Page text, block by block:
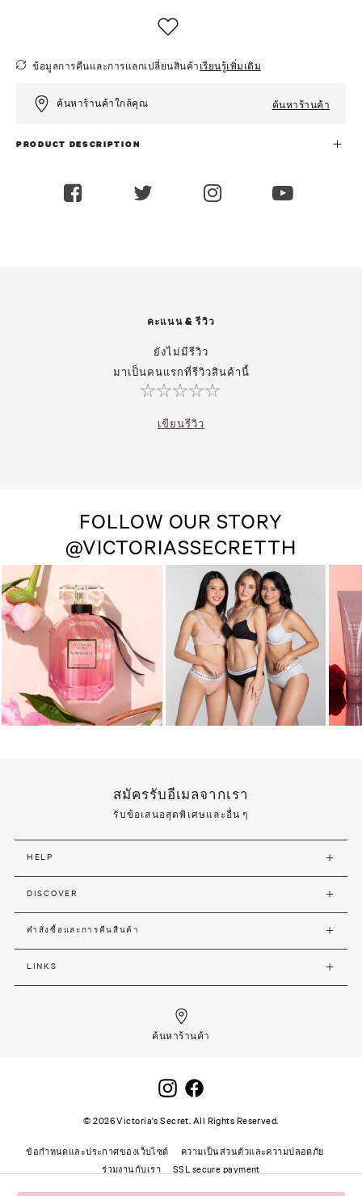
ข้อมูลการคืนและการแลกเปลี่ยนสินค้า เรียนรู้เพิ่มเติม
ค้นหาร้านค้าใกล้คุณ ค้นหาร้านค้า
PRODUCT DESCRIPTION
คะแนน & รีวิว
ยังไม่มีรีวิว
มาเป็นคนแรกที่รีวิวสินค้านี้
เขียนรีวิว
FOLLOW OUR STORY
@VICTORIASSECRETTH
สมัครรับอีเมลจากเรา
รับข้อเสนอสุดพิเศษและอื่น ๆ
HELP
DISCOVER
คำสั่งซื้อและการคืนสืนค้า
LINKS
ค้นหาร้านค้า
©2026Victoria's Secret. All Rights Reserved.
ข้อกำหนดและประกาศของเว็บไซต์
ความเป็นส่วนตัวและความปลอดภัย
ร่วมงานกับเรา
SSL secure payment